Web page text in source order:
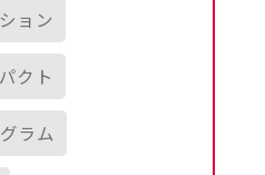
ョン
クト
ラム